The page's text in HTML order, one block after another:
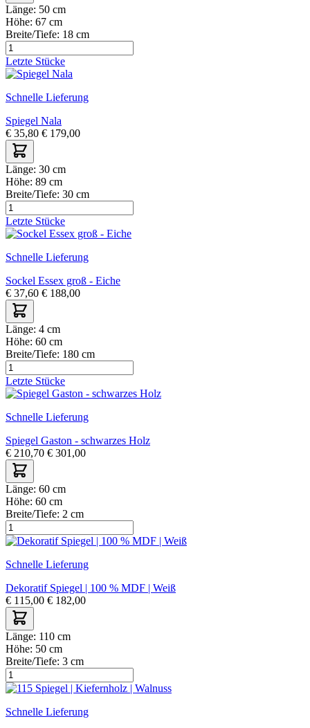
Länge: 50 cm
Höhe: 67 cm
Breite/Tiefe: 18 cm
Letzte Stücke
Schnelle Lieferung
Spiegel Nala
€ 35,80 € 179,00
Länge: 30 cm
Höhe: 89 cm
Breite/Tiefe: 30 cm
Letzte Stücke
Schnelle Lieferung
Sockel Essex groß - Eiche
€ 37,60 € 188,00
Länge: 4 cm
Höhe: 60 cm
Breite/Tiefe: 180 cm
Letzte Stücke
Schnelle Lieferung
Spiegel Gaston - schwarzes Holz
€ 210,70 € 301,00
Länge: 60 cm
Höhe: 60 cm
Breite/Tiefe: 2 cm
Schnelle Lieferung
Dekoratif Spiegel | 100 % MDF | Weiß
€ 115,00 € 182,00
Länge: 110 cm
Höhe: 50 cm
Breite/Tiefe: 3 cm
Schnelle Lieferung